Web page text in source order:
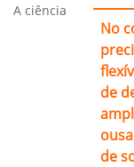
No
de
de
A ciência